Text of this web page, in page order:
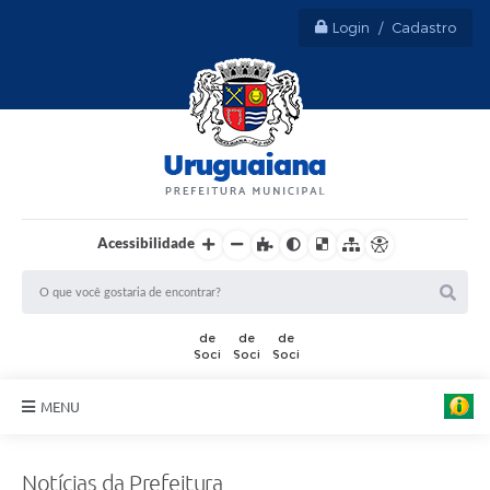
Login / Cadastro
Acessibilidade
MENU
Notícias da Prefeitura